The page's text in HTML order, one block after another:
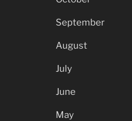
September
August
July
June
May